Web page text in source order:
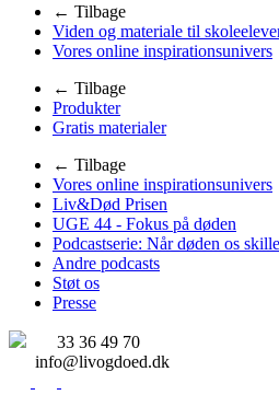
← Tilbage
Viden og materiale til
Vores online inspirationsunivers
← Tilbage
Produkter
Gratis materialer
← Tilbage
Vores online inspirationsunivers
Liv&Død Prisen
UGE 44 - Fokus på døden
Podcastserie: Når døden os
Andre podcasts
Støt os
Presse
33 36 49 70
info@livogdoed.dk